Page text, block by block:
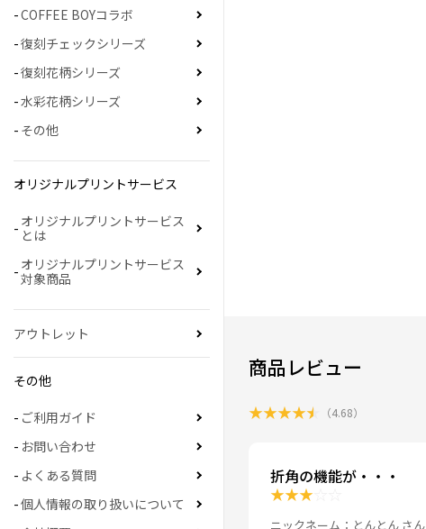
商品レビュー
★★★★★ （4.68）
折角の機能が・・・
★★★
ニックネーム：とんとん さん
COFFEE BOYコラボ
復刻チェックシリーズ
復刻花柄シリーズ
水彩花柄シリーズ
その他
オリジナルプリントサービス
オリジナルプリントサービス
とは
オリジナルプリントサービス
対象商品
アウトレット
その他
ご利用ガイド
お問い合わせ
よくある質問
個人情報の取り扱いについて